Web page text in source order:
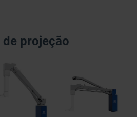
projeção